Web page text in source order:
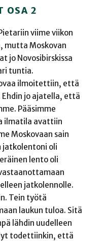
OSA 2
viime viikon
mutta Moskovan
jo Novosibirskissa
tuntia.
ilmoitettiin, että
jo ajatella, että
Pääsimme
ilmatila avattiin
Moskovaan sain
jatkolentoni oli
lento oli
jatkolennolle.
Tein työtä
laukun tuloa. Sitä
lähdin uudelleen
todettiinkin, että